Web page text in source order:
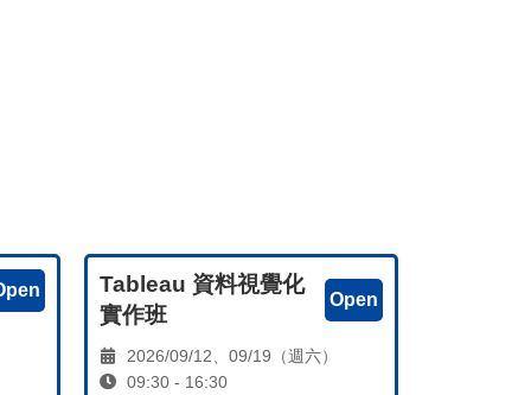
Tableau 資料視覺化
實作班
Open
2026/09/12、09/19（週六）
09:30 - 16:30